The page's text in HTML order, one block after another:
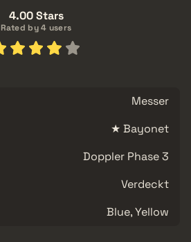
4.00 Stars
Rated by 4 users
Messer
★ Bayonet
Doppler Phase 3
Verdeckt
Blue, Yellow